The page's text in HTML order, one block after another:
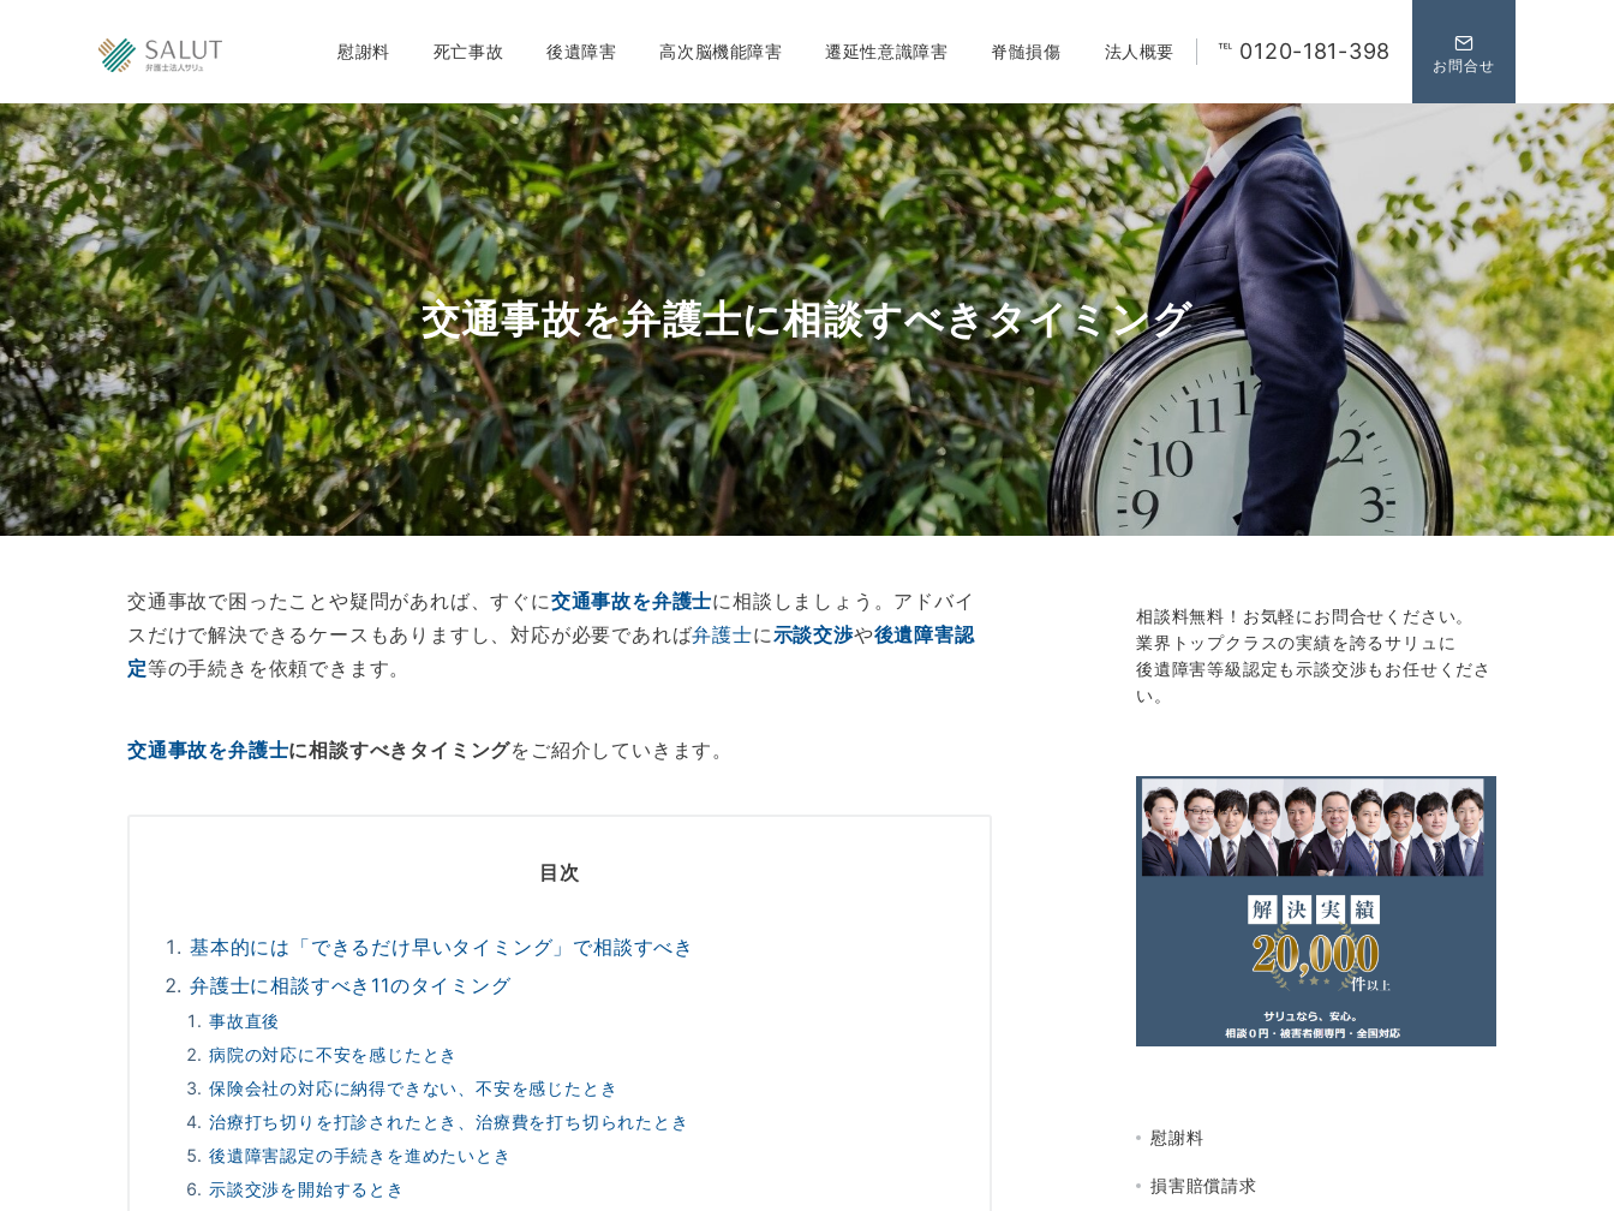
慰謝料 死亡事故 後遺障害 高次脳機能障害 遷延性意識障害 脊髄損傷 法人概要 ℡ 0120-181-398
お問合せ
交通事故を弁護士に相談すべきタイミング
交通事故で困ったことや疑問があれば、すぐに交通事故を弁護士に相談しましょう。アドバイ
スだけで解決できるケースもありますし、対応が必要であれば弁護士に示談交渉や後遺障害認
定等の手続きを依頼できます。
交通事故を弁護士に相談すべきタイミングをご紹介していきます。
目次
基本的には「できるだけ早いタイミング」で相談すべき
弁護士に相談すべき11のタイミング
事故直後
病院の対応に不安を感じたとき
保険会社の対応に納得できない、不安を感じたとき
治療打ち切りを打診されたとき、治療費を打ち切られたとき
後遺障害認定の手続きを進めたいとき
示談交渉を開始するとき
相談料無料！お気軽にお問合せください。
業界トップクラスの実績を誇るサリュに
後遺障害等級認定も示談交渉もお任せくださ
い。
慰謝料
損害賠償請求